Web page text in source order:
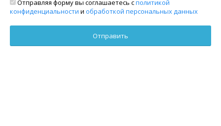
Отправляя форму вы соглашаетесь сполитикой
конфиденциальности и обработкой персональных данных